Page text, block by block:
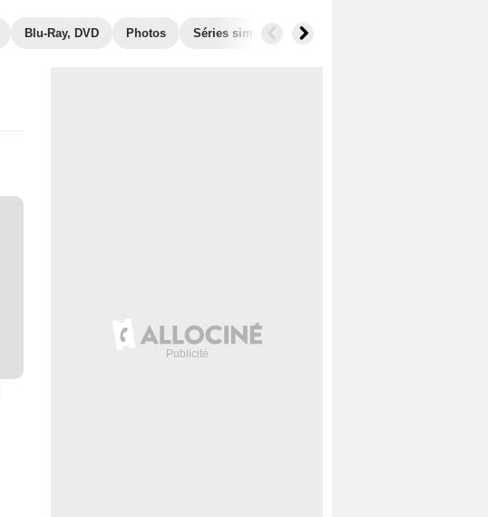
Blu-Ray, DVD Photos Séries similaires